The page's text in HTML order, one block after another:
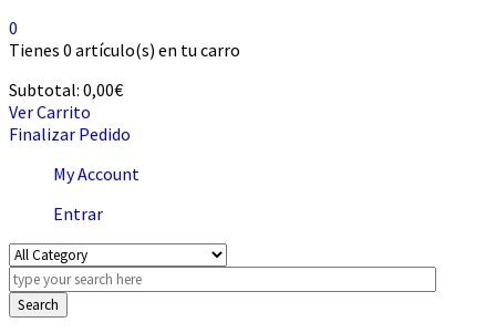
0
Tienes 0 artículo(s) en tu carro
Subtotal: 0,00€
Ver Carrito
Finalizar Pedido
My Account
Entrar
Search